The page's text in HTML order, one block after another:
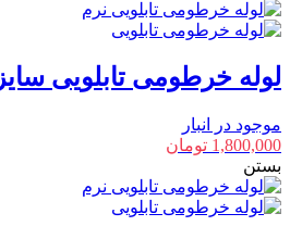
لوله خرطومی تابلویی سایز 4
موجود در انبار
1,800,000 تومان
بستن